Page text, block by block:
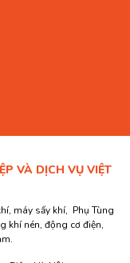
VÀ DỊCH VỤ VIỆT
máy sấy khí, Phụ Tùng
khí nén, động cơ điện,